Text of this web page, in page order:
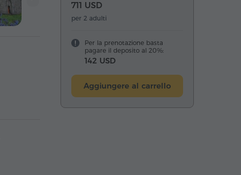
711 USD
per 2 adulti
Per la prenotazione basta
pagare il deposito al 20%:
142 USD
Aggiungere al carrello